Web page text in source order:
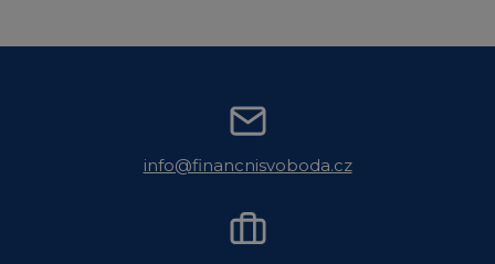
info@financnisvoboda.cz